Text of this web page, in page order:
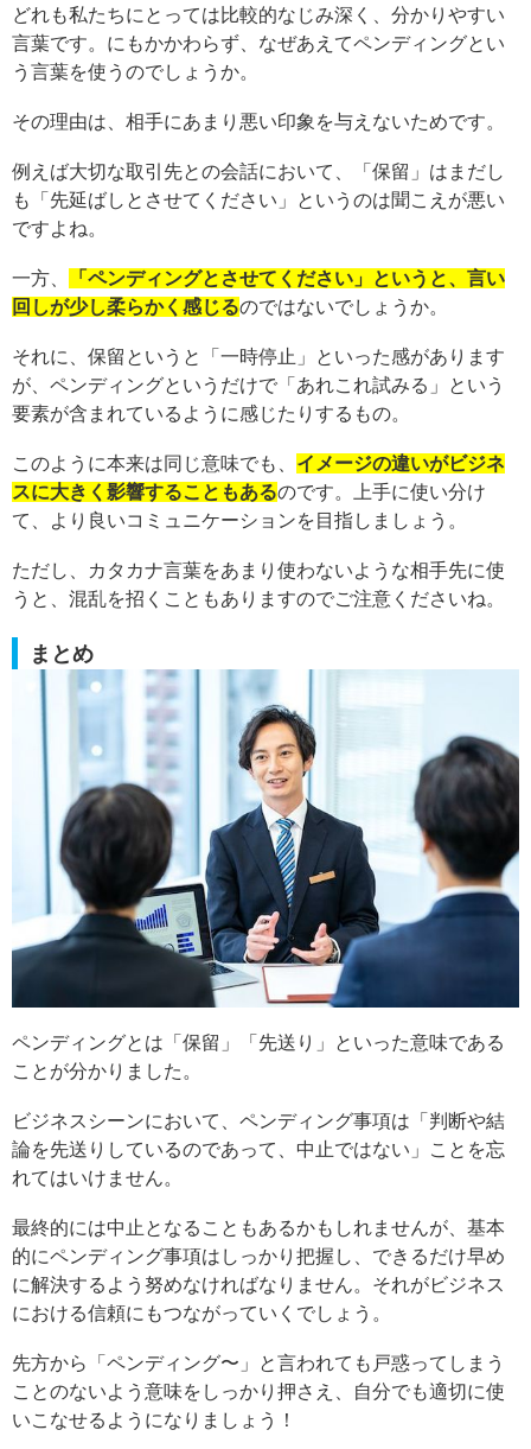
どれも私たちにとっては比較的なじみ深く、分かりやすい
言葉です。にもかかわらず、なぜあえてペンディングとい
う言葉を使うのでしょうか。
その理由は、相手にあまり悪い印象を与えないためです。
例えば大切な取引先との会話において、「保留」はまだし
も「先延ばしとさせてください」というのは聞こえが悪い
ですよね。
一方、
「ペンディングとさせてください」というと、言い
回しが少し柔らかく感じるのではないでしょうか。
それに、保留というと「一時停止」といった感があります
が、ペンディングというだけで「あれこれ試みる」という
要素が含まれているように感じたりするもの。
このように本来は同じ意味でも、 イメージの違いがビジネ
スに大きく影響することもあるのです。上手に使い分け
て、より良いコミュニケーションを目指しましょう。
ただし、カタカナ言葉をあまり使わないような相手先に使
うと、混乱を招くこともありますのでご注意くださいね。
まとめ
ペンディングとは「保留」「先送り」といった意味である
ことが分かりました。
ビジネスシーンにおいて、ペンディング事項は「判断や結
論を先送りしているのであって、中止ではない」ことを忘
れてはいけません。
最終的には中止となることもあるかもしれませんが、基本
的にペンディング事項はしっかり把握し、できるだけ早め
に解決するよう努めなければなりません。それがビジネス
における信頼にもつながっていくでしょう。
先方から「ペンディング〜」と言われても戸惑ってしまう
ことのないよう意味をしっかり押さえ、自分でも適切に使
いこなせるようになりましょう！